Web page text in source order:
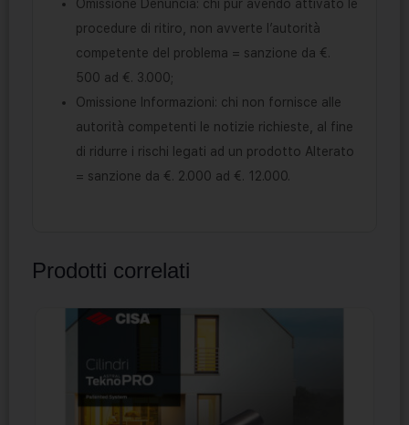
Omissione Denuncia: chi pur avendo attivato le
procedure di ritiro, non avverte l’autorità
competente del problema = sanzione da €.
500 ad €. 3.000;
Omissione Informazioni: chi non fornisce alle
autorità competenti le notizie richieste, al fine
di ridurre i rischi legati ad un prodotto Alterato
= sanzione da €. 2.000 ad €. 12.000.
Prodotti correlati